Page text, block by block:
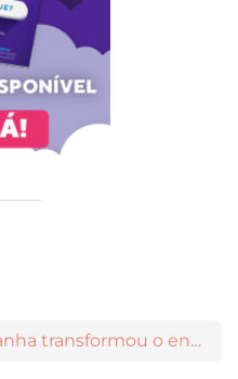
Maria Lúcia de Arruda Aranha transformou o ensino de Filosofia no Brasil